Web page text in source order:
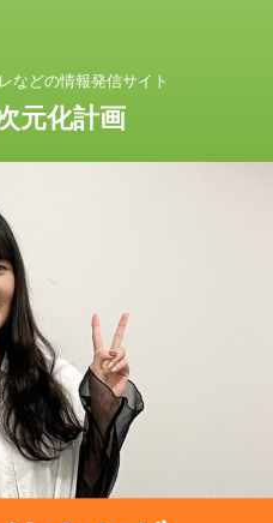
などの情報発信サイト
元化計画